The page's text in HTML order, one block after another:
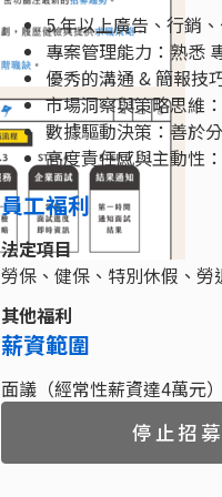
5 年以上廣告、行銷
專案管理能力：熟悉
優秀的溝通 & 簡報技
市場洞察與策略思維
數據驅動決策：善於
高度責任感與主動性
員工福利
法定項目
勞保、健保、特別休假、勞
其他福利
薪資範圍
面議（經常性薪資達4萬元）
停止招募